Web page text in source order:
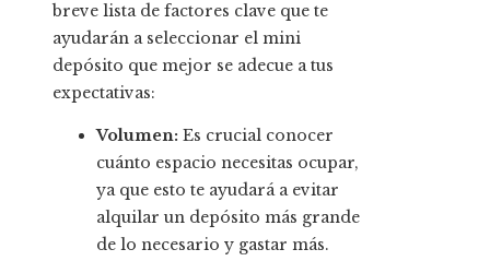
breve lista de factores clave que te
ayudarán a seleccionar el mini
depósito que mejor se adecue a tus
expectativas:
Volumen: Es crucial conocer
cuánto espacio necesitas ocupar,
ya que esto te ayudará a evitar
alquilar un depósito más grande
de lo necesario y gastar más.